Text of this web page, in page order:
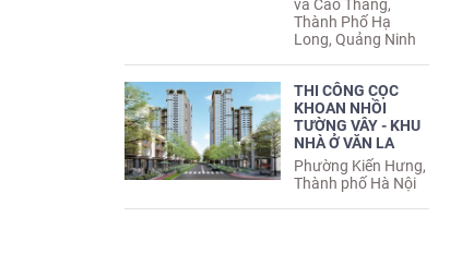
và Cao Thắng,
Thành Phố Hạ
Long, Quảng Ninh
THI CÔNG CỌC
KHOAN NHỒI
TƯỜNG VÂY - KHU
NHÀ Ở VĂN LA
Phường Kiến Hưng,
Thành phố Hà Nội